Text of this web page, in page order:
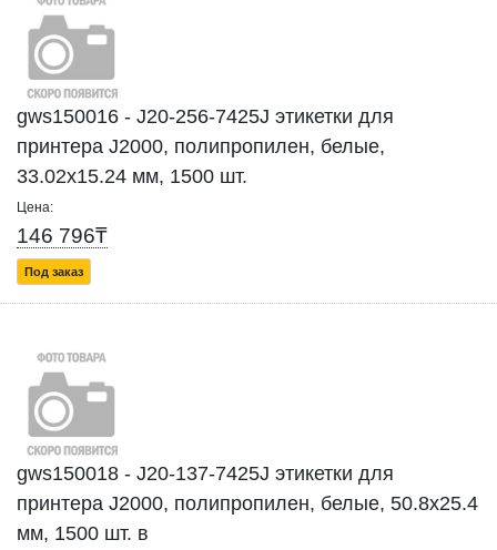
gws150016 - J20-256-7425J этикетки для
принтера J2000, полипропилен, белые,
33.02х15.24 мм, 1500 шт.
Цена:
146 796₸
Под заказ
gws150018 - J20-137-7425J этикетки для
принтера J2000, полипропилен, белые, 50.8х25.4
мм, 1500 шт. в